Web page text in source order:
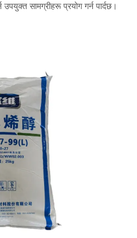
सामग्रीहरू प्रयोग गर्न पार्दछ।